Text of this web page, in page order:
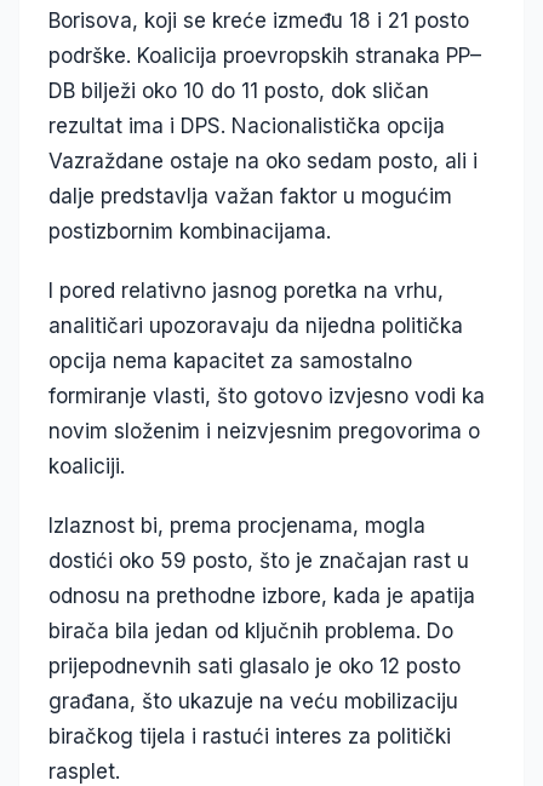
Borisova, koji se kreće između 18 i 21 posto
podrške. Koalicija proevropskih stranaka PP–
DB bilježi oko 10 do 11 posto, dok sličan
rezultat ima i DPS. Nacionalistička opcija
Vazraždane ostaje na oko sedam posto, ali i
dalje predstavlja važan faktor u mogućim
postizbornim kombinacijama.
I pored relativno jasnog poretka na vrhu,
analitičari upozoravaju da nijedna politička
opcija nema kapacitet za samostalno
formiranje vlasti, što gotovo izvjesno vodi ka
novim složenim i neizvjesnim pregovorima o
koaliciji.
Izlaznost bi, prema procjenama, mogla
dostići oko 59 posto, što je značajan rast u
odnosu na prethodne izbore, kada je apatija
birača bila jedan od ključnih problema. Do
prijepodnevnih sati glasalo je oko 12 posto
građana, što ukazuje na veću mobilizaciju
biračkog tijela i rastući interes za politički
rasplet.